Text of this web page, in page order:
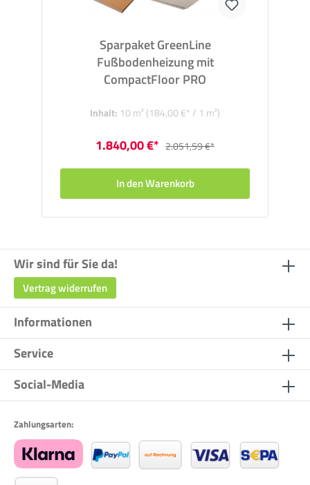
Sparpaket GreenLine
Fußbodenheizung mit
CompactFloor PRO
Inhalt: 10 m² (184,00 €* / 1 m²)
1.840,00 €* 2.051,59 €*
In den Warenkorb
Wir sind für Sie da!
Vertrag widerrufen
Informationen
Service
Social-Media
Zahlungsarten: